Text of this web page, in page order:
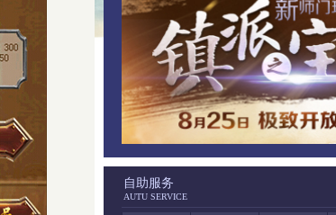
自助服务
AUTU SERVICE